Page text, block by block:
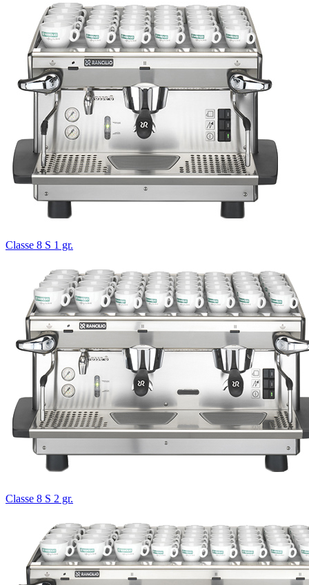
Classe 8 S 1 gr.
Classe 8 S 2 gr.